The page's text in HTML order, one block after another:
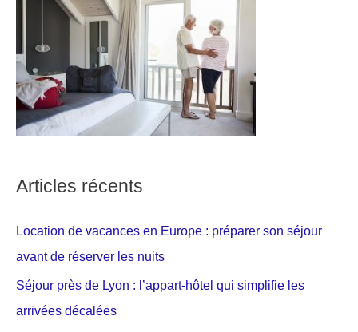
Articles récents
Location de vacances en Europe : préparer son séjour
avant de réserver les nuits
Séjour près de Lyon : l’appart-hôtel qui simplifie les
arrivées décalées